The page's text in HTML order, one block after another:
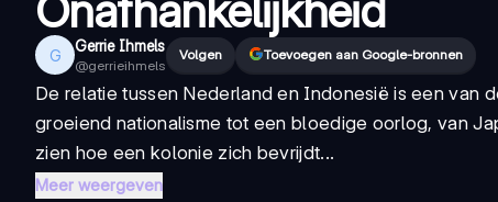
G Gerrie Ihmels
@gerrieihmels
Volgen Toevoegen aan Google-bronnen
De relatie tussen Nederland en Indonesië is een van
groeiend nationalisme tot een bloedige oorlog, van
zien hoe een kolonie zich bevrijdt...
Meer weergeven